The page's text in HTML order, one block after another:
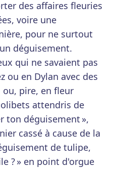
des affaires fleuries
voire une
pour ne surtout
déguisement.
qui ne savaient pas
ou en Dylan avec des
pire, en fleur
attendris de
ton déguisement »,
cassé à cause de la
de tulipe,
? » en point d'orgue